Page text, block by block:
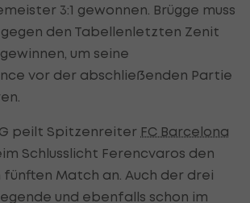
3:1 gewonnen. Brügge muss
den Tabellenletzten Zenit
um seine
vor der abschließenden Partie
peilt Spitzenreiter FC Barcelona
Schlusslicht Ferencvaros den
fünften Match an. Auch der drei
und ebenfalls schon im